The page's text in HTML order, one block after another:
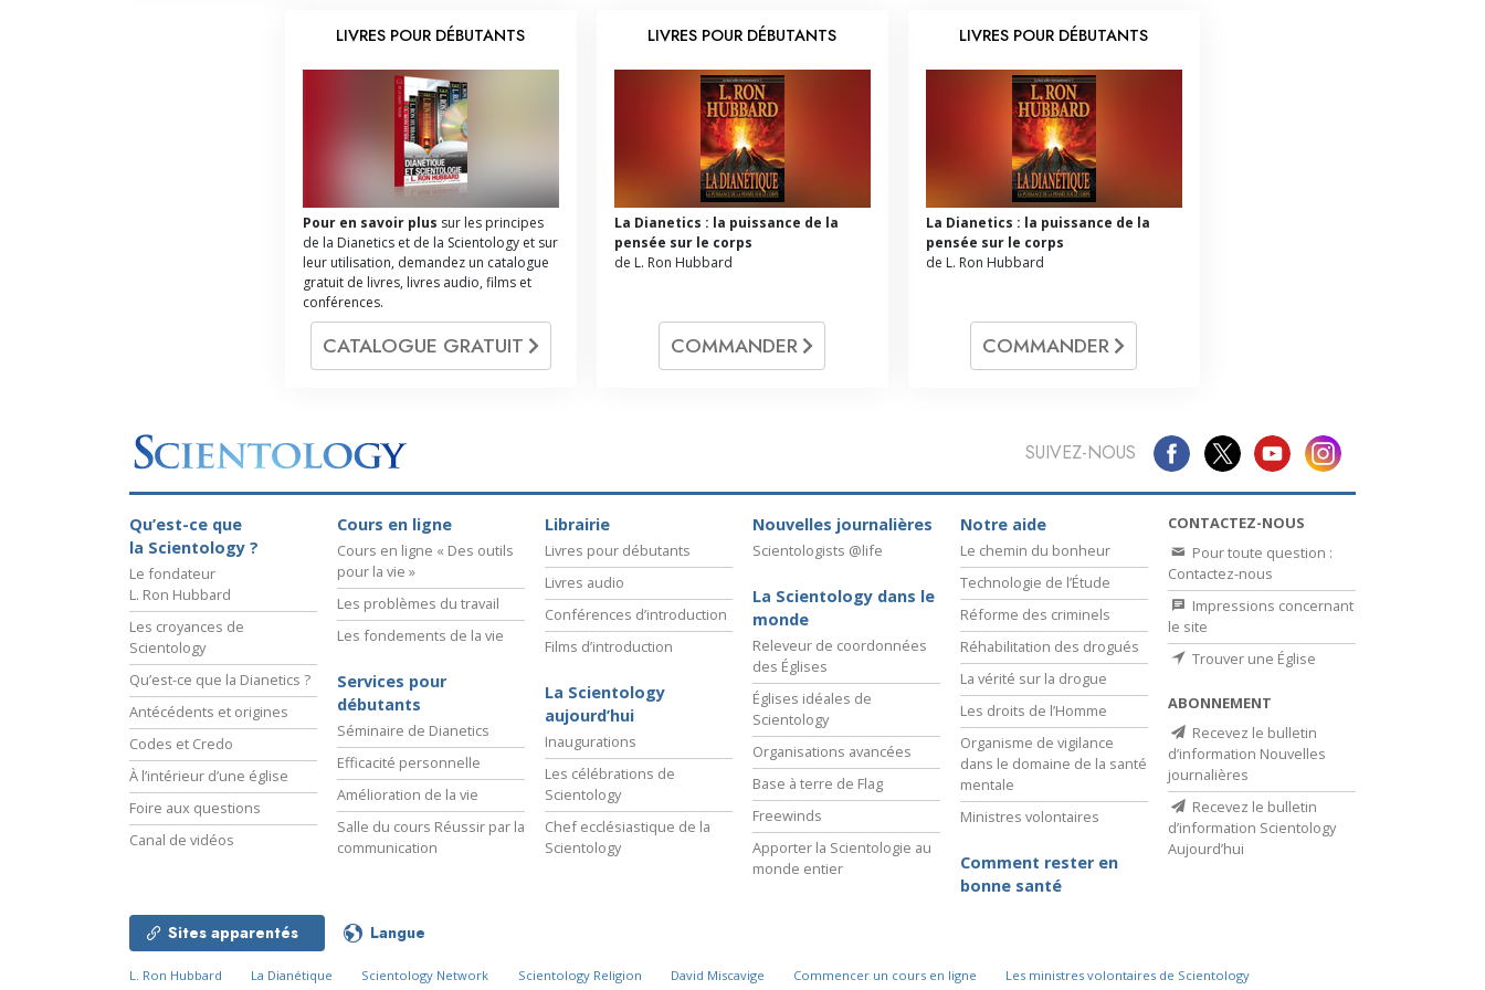
LIVRES POUR DÉBUTANTS
Pour en savoir plus sur les principes
de la Dianetics et de la Scientology et sur
leur utilisation, demandez un catalogue
gratuit de livres, livres audio, films et
conférences.
CATALOGUE GRATUIT
LIVRES POUR DÉBUTANTS
La Dianetics : la puissance de la
pensée sur le corps
de L. Ron Hubbard
COMMANDER
LIVRES POUR DÉBUTANTS
La Dianetics : la puissance de la
pensée sur le corps
de L. Ron Hubbard
COMMANDER
SUIVEZ-NOUS
Qu’est-ce que
la Scientology ?
Le fondateur
L. Ron Hubbard
Les croyances de
Scientology
Qu’est-ce que la Dianetics ?
Antécédents et origines
Codes et Credo
À l’intérieur d’une église
Foire aux questions
Canal de vidéos
Cours en ligne
Cours en ligne « Des outils
pour la vie »
Les problèmes du travail
Les fondements de la vie
Services pour
débutants
Séminaire de Dianetics
Efficacité personnelle
Amélioration de la vie
Salle du cours Réussir par la
communication
Librairie
Livres pour débutants
Livres audio
Conférences d’introduction
Films d’introduction
La Scientology
aujourd’hui
Inaugurations
Les célébrations de
Scientology
Chef ecclésiastique de la
Scientology
Nouvelles journalières
Scientologists @life
La Scientology dans le
monde
Releveur de coordonnées
des Églises
Églises idéales de
Scientology
Organisations avancées
Base à terre de Flag
Freewinds
Apporter la Scientologie au
monde entier
Notre aide
Le chemin du bonheur
Technologie de l’Étude
Réforme des criminels
Réhabilitation des drogués
La vérité sur la drogue
Les droits de l’Homme
Organisme de vigilance
dans le domaine de la santé
mentale
Ministres volontaires
Comment rester en
bonne santé
CONTACTEZ-NOUS
Pour toute question :
Contactez-nous
Impressions concernant
le site
Trouver une Église
ABONNEMENT
Recevez le bulletin
d’information Nouvelles
journalières
Recevez le bulletin
d’information Scientology
Aujourd’hui
Sites apparentés Langue
L. Ron Hubbard La Dianétique Scientology Network Scientology Religion David Miscavige Commencer un cours en ligne Les ministres volontaires de Scientology